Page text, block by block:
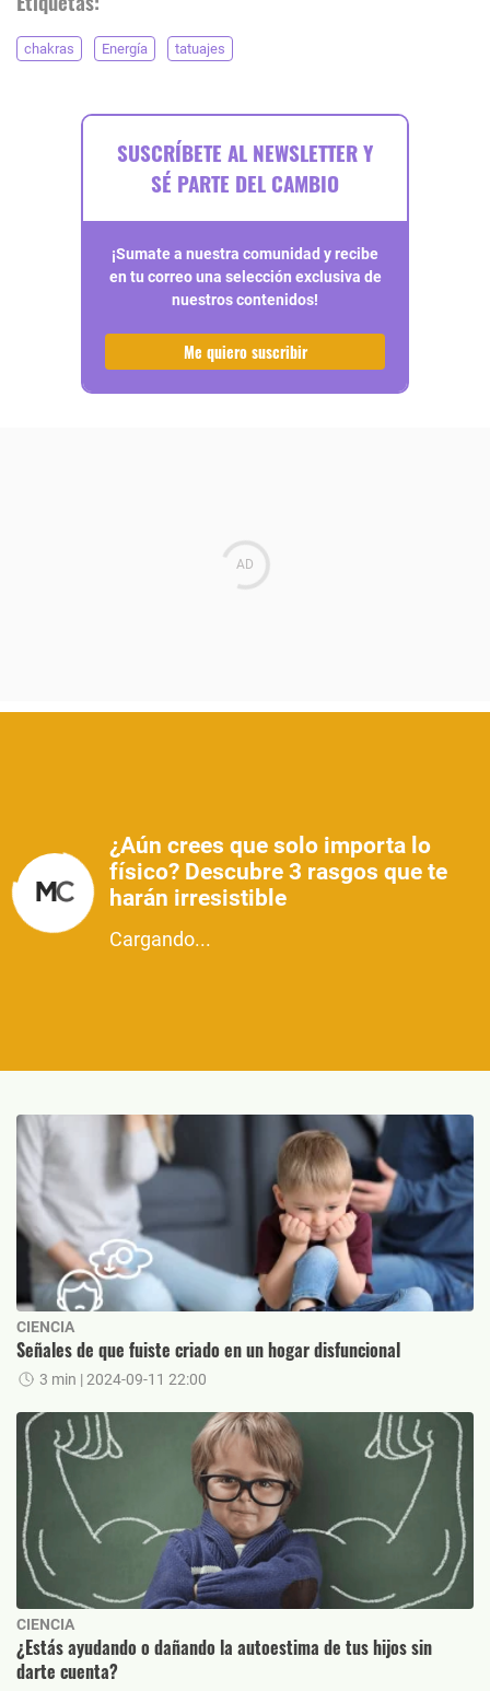
chakras Energía tatuajes
SUSCRÍBETE AL NEWSLETTER Y
SÉ PARTE DEL CAMBIO
¡Sumate a nuestra comunidad y recibe
en tu correo una selección exclusiva de
nuestros contenidos!
Me quiero suscribir
¿Aún crees que solo importa lo
físico? Descubre 3 rasgos que te
harán irresistible
Cargando...
CIENCIA
Señales de que fuiste criado en un hogar disfuncional
3 min | 2024-09-11 22:00
CIENCIA
¿Estás ayudando o dañando la autoestima de tus hijos sin
darte cuenta?